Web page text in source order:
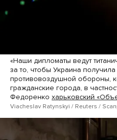
«Наши дипломаты ведут
за то, чтобы Украина
противовоздушной обороны,
гражданские города, в
Федоренко харьковский
Viacheslav Ratynskyi / Reuters /